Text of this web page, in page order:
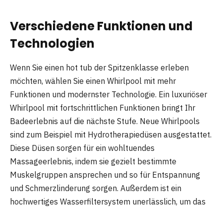
Verschiedene Funktionen und
Technologien
Wenn Sie einen hot tub der Spitzenklasse erleben
möchten, wählen Sie einen Whirlpool mit mehr
Funktionen und modernster Technologie. Ein luxuriöser
Whirlpool mit fortschrittlichen Funktionen bringt Ihr
Badeerlebnis auf die nächste Stufe. Neue Whirlpools
sind zum Beispiel mit Hydrotherapiedüsen ausgestattet.
Diese Düsen sorgen für ein wohltuendes
Massageerlebnis, indem sie gezielt bestimmte
Muskelgruppen ansprechen und so für Entspannung
und Schmerzlinderung sorgen. Außerdem ist ein
hochwertiges Wasserfiltersystem unerlässlich, um das